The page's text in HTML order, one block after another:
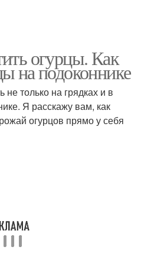
огурцы. Как
на подоконнике
только на грядках и в
Я расскажу вам, как
огурцов прямо у себя